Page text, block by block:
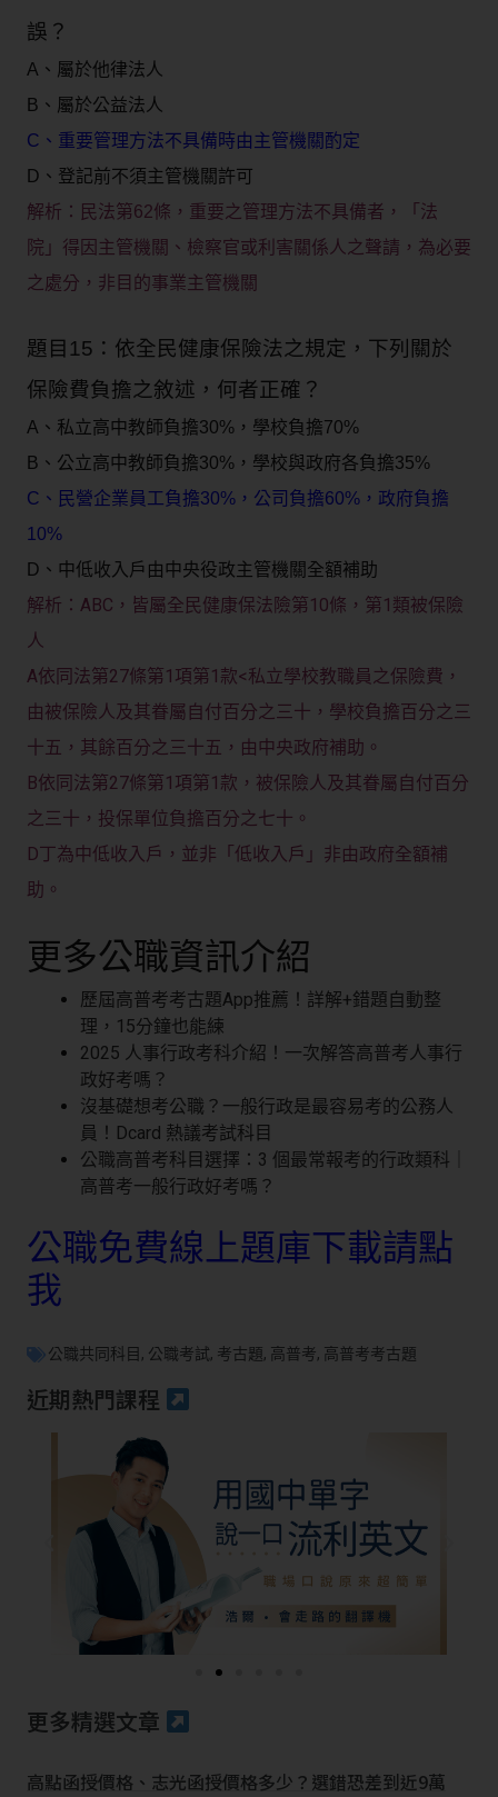
誤？
A、屬於他律法人
B、屬於公益法人
C、重要管理方法不具備時由主管機關酌定
D、登記前不須主管機關許可
解析： 民法第62條，重要之管理方法不具備者，「法
院」得因主管機關、檢察官或利害關係人之聲請，為必要
之處分，非目的事業主管機關
題目15：依全民健康保險法之規定，下列關於
保險費負擔之敘述，何者正確？
A、私立高中教師負擔30%，學校負擔70%
B、公立高中教師負擔30%，學校與政府各負擔35%
C、民營企業員工負擔30%，公司負擔60%，政府負擔
10%
D、中低收入戶由中央役政主管機關全額補助
解析： ABC，皆屬全民健康保法險第10條，第1類被保險
人
A依同法第27條第1項第1款<私立學校教職員之保險費，
由被保險人及其眷屬自付百分之三十，學校負擔百分之三
十五，其餘百分之三十五，由中央政府補助。
B依同法第27條第1項第1款，被保險人及其眷屬自付百分
之三十，投保單位負擔百分之七十。
D丁為中低收入戶，並非「低收入戶」非由政府全額補
助。
更多公職資訊介紹
歷屆高普考考古題App推薦！詳解+錯題自動整
理，15分鐘也能練
2025 人事行政考科介紹！一次解答高普考人事行
政好考嗎？
沒基礎想考公職？一般行政是最容易考的公務人
員！Dcard 熱議考試科目
公職高普考科目選擇：3 個最常報考的行政類科｜
高普考一般行政好考嗎？
公職免費線上題庫下載請點
我
公職共同科目 , 公職考試, 考古題, 高普考, 高普考考古題
近期熱門課程
更多精選文章
高點函授價格、志光函授價格多少？選錯恐差到近9萬